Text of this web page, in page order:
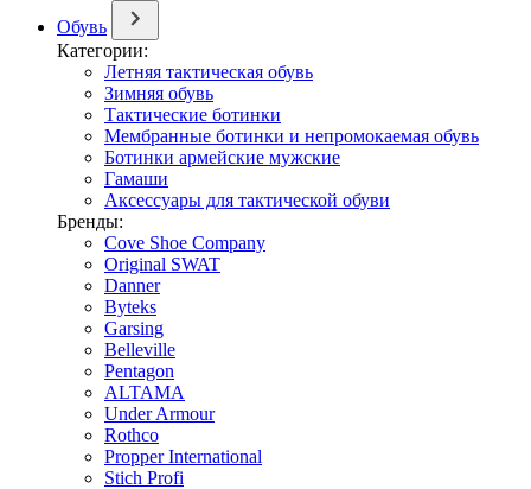
Обувь
Категории:
Летняя тактическая обувь
Зимняя обувь
Тактические ботинки
Мембранные ботинки и непромокаемая обувь
Ботинки армейские мужские
Гамаши
Аксессуары для тактической обуви
Бренды:
Cove Shoe Company
Original SWAT
Danner
Byteks
Garsing
Belleville
Pentagon
ALTAMA
Under Armour
Rothco
Propper International
Stich Profi